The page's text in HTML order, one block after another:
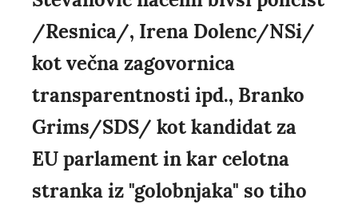
/Resnica/, Irena Dolenc/NSi/
kot večna zagovornica
transparentnosti ipd., Branko
Grims/SDS/ kot kandidat za
EU parlament in kar celotna
stranka iz "golobnjaka" so tiho